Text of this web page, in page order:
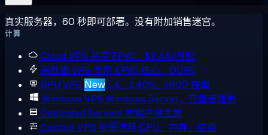
真实服务器，60 秒即可部署。没有附加销售迷宫。
计算
Cloud VPS 共享 EPYC，$2.48/月起
高性能 VPS 专用 EPYC 核心，DDR5
GPU VPS New L4、L40S、H100 按需
Windows VPS Windows Server，完整管理员
Dedicated Servers 单租户裸金属
Custom VPS 按需选择 CPU、内存、磁盘